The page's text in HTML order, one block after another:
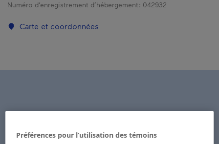
Numéro d’enregistrement d’hébergement : 042932
Carte et coordonnées
Préférences pour l’utilisation des témoins